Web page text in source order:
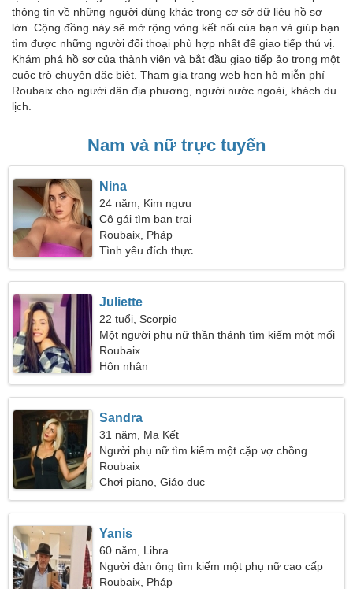
thông tin về những người dùng khác trong cơ sở dữ liệu hồ sơ
lớn. Cộng đồng này sẽ mở rộng vòng kết nối của bạn và giúp bạn
tìm được những người đối thoại phù hợp nhất để giao tiếp thú vị.
Khám phá hồ sơ của thành viên và bắt đầu giao tiếp ảo trong một
cuộc trò chuyện đặc biệt. Tham gia trang web hẹn hò miễn phí
Roubaix cho người dân địa phương, người nước ngoài, khách du
lịch.
Nam và nữ trực tuyến
Nina
24 năm, Kim ngưu
Cô gái tìm bạn trai
Roubaix, Pháp
Tình yêu đích thực
Juliette
22 tuổi, Scorpio
Một người phụ nữ thần thánh tìm kiếm một mối
quan hệ đam mê
Roubaix
Hôn nhân
Sandra
31 năm, Ma Kết
Người phụ nữ tìm kiếm một cặp vợ chồng
Roubaix
Chơi piano, Giáo dục
Yanis
60 năm, Libra
Người đàn ông tìm kiếm một phụ nữ cao cấp
Roubaix, Pháp